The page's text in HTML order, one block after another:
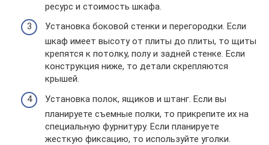
ресурс и стоимость шкафа.
Установка боковой стенки и перегородки. Если
шкаф имеет высоту от плиты до плиты, то щиты
крепятся к потолку, полу и задней стенке. Если
конструкция ниже, то детали скрепляются
крышей.
Установка полок, ящиков и штанг. Если вы
планируете съемные полки, то прикрепите их на
специальную фурнитуру. Если планируете
жесткую фиксацию, то используйте уголки.